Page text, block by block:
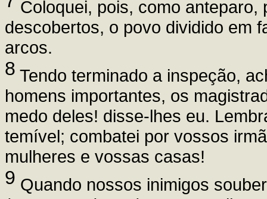
Coloquei, pois, como
descobertos, o povo dividido em
arcos.
8 Tendo terminado a inspeção,
homens importantes, os
medo deles! disse-lhes eu.
temível; combatei por vossos
mulheres e vossas casas!
9 Quando nossos inimigos